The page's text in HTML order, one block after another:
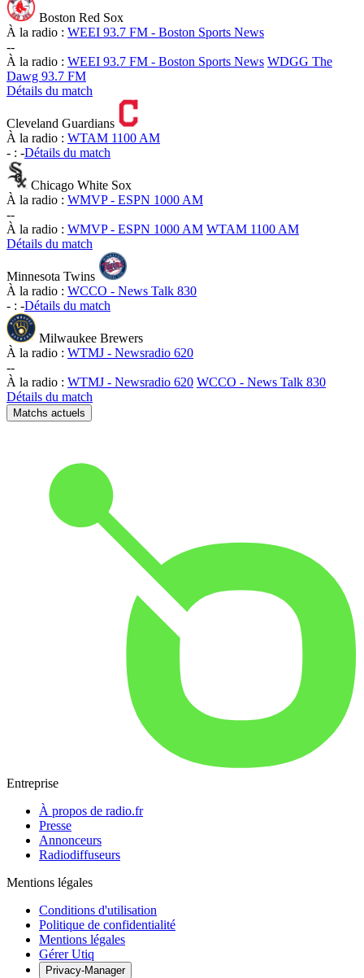
Boston Red Sox
À la radio : WEEI 93.7 FM - Boston Sports News
--
À la radio : WEEI 93.7 FM - Boston Sports News WDGG The
Dawg 93.7 FM
Détails du match
Cleveland Guardians
À la radio : WTAM 1100 AM
- : -Détails du match
Chicago White Sox
À la radio : WMVP - ESPN 1000 AM
--
À la radio : WMVP - ESPN 1000 AM WTAM 1100 AM
Détails du match
Minnesota Twins
À la radio : WCCO - News Talk 830
- : -Détails du match
Milwaukee Brewers
À la radio : WTMJ - Newsradio 620
--
À la radio : WTMJ - Newsradio 620 WCCO - News Talk 830
Détails du match
Matchs actuels
Entreprise
À propos de radio.fr
Presse
Annonceurs
Radiodiffuseurs
Mentions légales
Conditions d'utilisation
Politique de confidentialité
Mentions légales
Gérer Utiq
Privacy-Manager